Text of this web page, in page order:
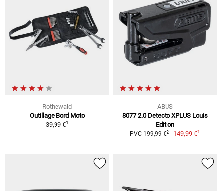
Rothewald
Outillage Bord Moto
39,99 €1
ABUS
8077 2.0 Detecto XPLUS Louis
Edition
PVC 199,99 €2 149,99 €1